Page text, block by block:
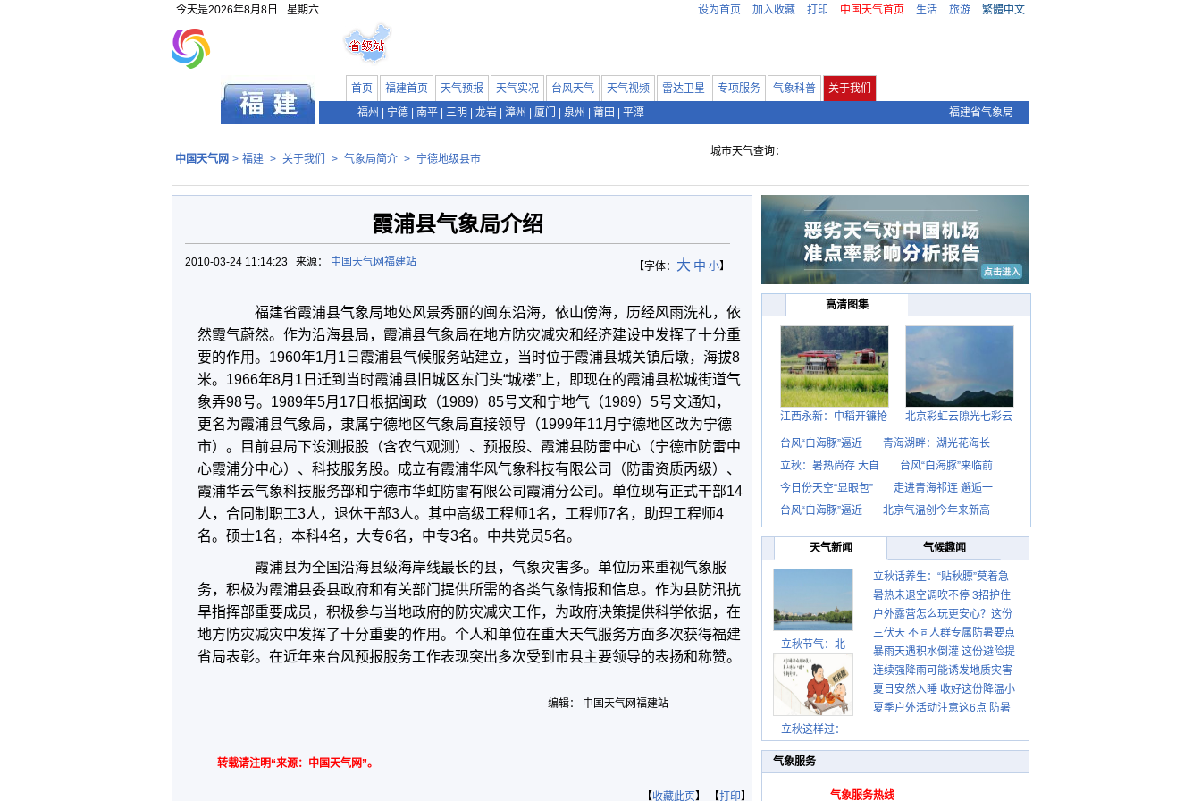
今天是2026年8月8日 星期六 设为首页 加入收藏 打印 中国天气首页 生活 旅游 繁體中文
首页 福建首页 天气预报 天气实况 台风天气 天气视频 雷达卫星 专项服务 气象科普
关于我们
福州
宁德 南平 三明 龙岩 漳州 厦门 泉州 莆田 平潭 福建省气象局
中国天气网 > 福建 > 关于我们 > 气象局简介 > 宁德地级县市
城市天气查询：
霞浦县气象局介绍
【字体： 大 中 小】
2010-03-24 11:14:23 来源： 中国天气网福建站
福建省霞浦县气象局地处风景秀丽的闽东沿海，依山傍海，历经风雨洗礼，依
然霞气蔚然。作为沿海县局，霞浦县气象局在地方防灾减灾和经济建设中发挥了十分重
要的作用。1960年1月1日霞浦县气候服务站建立，当时位于霞浦县城关镇后墩，海拔8
米。1966年8月1日迁到当时霞浦县旧城区东门头“城楼”上，即现在的霞浦县松城街道气
象弄98号。1989年5月17日根据闽政（1989）85号文和宁地气（1989）5号文通知，
更名为霞浦县气象局，隶属宁德地区气象局直接领导（1999年11月宁德地区改为宁德
市）。目前县局下设测报股（含农气观测）、预报股、霞浦县防雷中心（宁德市防雷中
心霞浦分中心）、科技服务股。成立有霞浦华风气象科技有限公司（防雷资质丙级）、
霞浦华云气象科技服务部和宁德市华虹防雷有限公司霞浦分公司。单位现有正式干部14
人，合同制职工3人，退休干部3人。其中高级工程师1名，工程师7名，助理工程师4
名。硕士1名，本科4名，大专6名，中专3名。中共党员5名。
霞浦县为全国沿海县级海岸线最长的县，气象灾害多。单位历来重视气象服
务，积极为霞浦县委县政府和有关部门提供所需的各类气象情报和信息。作为县防汛抗
旱指挥部重要成员，积极参与当地政府的防灾减灾工作，为政府决策提供科学依据，在
地方防灾减灾中发挥了十分重要的作用。个人和单位在重大天气服务方面多次获得福建
省局表彰。在近年来台风预报服务工作表现突出多次受到市县主要领导的表扬和称赞。
编辑： 中国天气网福建站
转载请注明“来源：中国天气网”。
【收藏此页】 【打印】
高清图集
江西永新：中稻开镰抢 北京彩虹云隙光七彩云
台风“白海豚”逼近
青海湖畔：湖光花海长
立秋：暑热尚存 大自
台风“白海豚”来临前
今日份天空“显眼包”
走进青海祁连 邂逅一
台风“白海豚”逼近
北京气温创今年来新高
天气新闻 气候趣闻
立秋节气：北
立秋这样过：
立秋话养生：“贴秋膘”莫着急
先清暑再防燥
暑热未退空调吹不停 3招护住
肩颈不酸痛
户外露营怎么玩更安心？这份
攻略请收好
三伏天 不同人群专属防暑要点
请收好
暴雨天遇积水倒灌 这份避险提
示请收好
连续强降雨可能诱发地质灾害
这些前兆要知道
夏日安然入睡 收好这份降温小
贴士
夏季户外活动注意这6点 防暑
气象服务
气象服务热线